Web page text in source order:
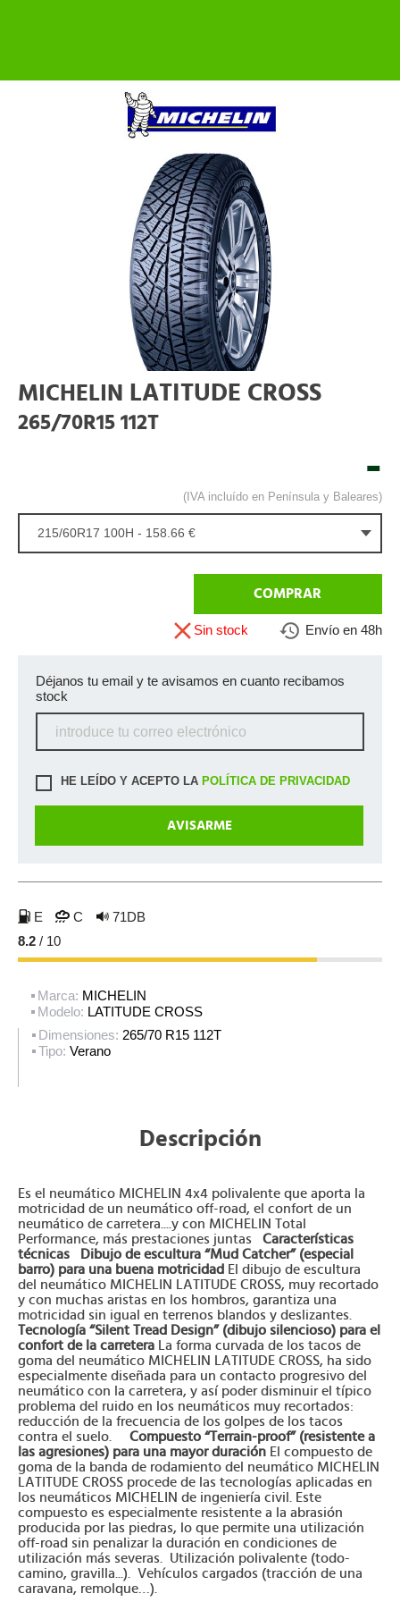
MICHELIN LATITUDE CROSS
265/70R15 112T
-
(IVA incluído en Península y Baleares)
215/60R17 100H - 158.66 €
COMPRAR
Sin stock Envío en 48h
Déjanos tu email y te avisamos en cuanto recibamos
stock
HE LEÍDO Y ACEPTO LA POLÍTICA DE PRIVACIDAD
E C
71DB
8.2 / 10
Marca: MICHELIN
Modelo: LATITUDE CROSS
Dimensiones: 265/70 R15 112T
Tipo: Verano
Descripción
Es el neumático MICHELIN 4x4 polivalente que aporta la
motricidad de un neumático off-road, el confort de un
neumático de carretera....y con MICHELIN Total
Performance, más prestaciones juntas Características
técnicas
Dibujo de escultura “Mud Catcher” (especial
barro) para una buena motricidad El dibujo de escultura
del neumático MICHELIN LATITUDE CROSS, muy recortado
y con muchas aristas en los hombros, garantiza una
motricidad sin igual en terrenos blandos y deslizantes.
Tecnología “Silent Tread Design” (dibujo silencioso) para el
confort de la carretera La forma curvada de los tacos de
goma del neumático MICHELIN LATITUDE CROSS, ha sido
especialmente diseñada para un contacto progresivo del
neumático con la carretera, y así poder disminuir el típico
problema del ruido en los neumáticos muy recortados:
reducción de la frecuencia de los golpes de los tacos
contra el suelo. Compuesto “Terrain-proof” (resistente a
las agresiones) para una mayor duración El compuesto de
goma de la banda de rodamiento del neumático MICHELIN
LATITUDE CROSS procede de las tecnologías aplicadas en
los neumáticos MICHELIN de ingeniería civil. Este
compuesto es especialmente resistente a la abrasión
producida por las piedras, lo que permite una utilización
off-road sin penalizar la duración en condiciones de
utilización más severas. Utilización polivalente (todo-
camino, gravilla...). Vehículos cargados (tracción de una
caravana, remolque…).